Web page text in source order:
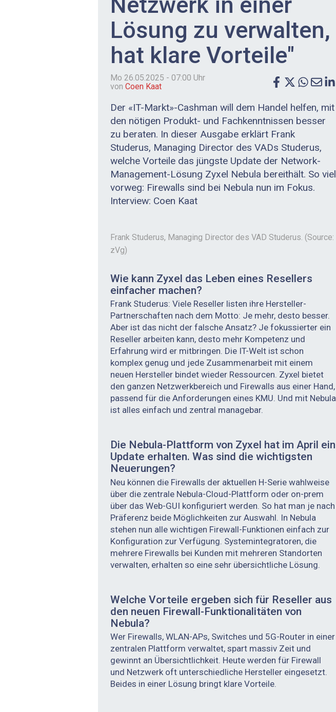
Lösung zu verwalten,
hat klare Vorteile"
Mo 26.05.2025 - 07:00 Uhr
von Coen Kaat
Der «IT-Markt»-Cashman will dem Handel helfen, mit
den nötigen Produkt- und Fachkenntnissen besser
zu beraten. In dieser Ausgabe erklärt Frank
Studerus, Managing Director des VADs Studerus,
welche Vorteile das jüngste Update der Network-
Management-Lösung Zyxel Nebula bereithält. So viel
vorweg: Firewalls sind bei Nebula nun im Fokus.
Interview: Coen Kaat
Frank Studerus, Managing Director des VAD Studerus. (Source:
zVg)
Wie kann Zyxel das Leben eines Resellers
einfacher machen?
Frank Studerus: Viele Reseller listen ihre Hersteller-
Partnerschaften nach dem Motto: Je mehr, desto besser.
Aber ist das nicht der falsche Ansatz? Je fokussierter ein
Reseller arbeiten kann, desto mehr Kompetenz und
Erfahrung wird er mitbringen. Die IT-Welt ist schon
komplex genug und jede Zusammenarbeit mit einem
neuen Hersteller bindet wieder Ressourcen. Zyxel bietet
den ganzen Netzwerkbereich und Firewalls aus einer Hand,
passend für die Anforderungen eines KMU. Und mit Nebula
ist alles einfach und zentral managebar.
Die Nebula-Plattform von Zyxel hat im April ein
Update erhalten. Was sind die wichtigsten
Neuerungen?
Neu können die Firewalls der aktuellen H-Serie wahlweise
über die zentrale Nebula-Cloud-Plattform oder on-prem
über das Web-GUI konfiguriert werden. So hat man je nach
Präferenz beide Möglichkeiten zur Auswahl. In Nebula
stehen nun alle wichtigen Firewall-Funktionen einfach zur
Konfiguration zur Verfügung. Systemintegratoren, die
mehrere Firewalls bei Kunden mit mehreren Standorten
verwalten, erhalten so eine sehr übersichtliche Lösung.
Welche Vorteile ergeben sich für Reseller aus
den neuen Firewall-Funktionalitäten von
Nebula?
Wer Firewalls, WLAN-APs, Switches und 5G-Router in einer
zentralen Plattform verwaltet, spart massiv Zeit und
gewinnt an Übersichtlichkeit. Heute werden für Firewall
und Netzwerk oft unterschiedliche Hersteller eingesetzt.
Beides in einer Lösung bringt klare Vorteile.